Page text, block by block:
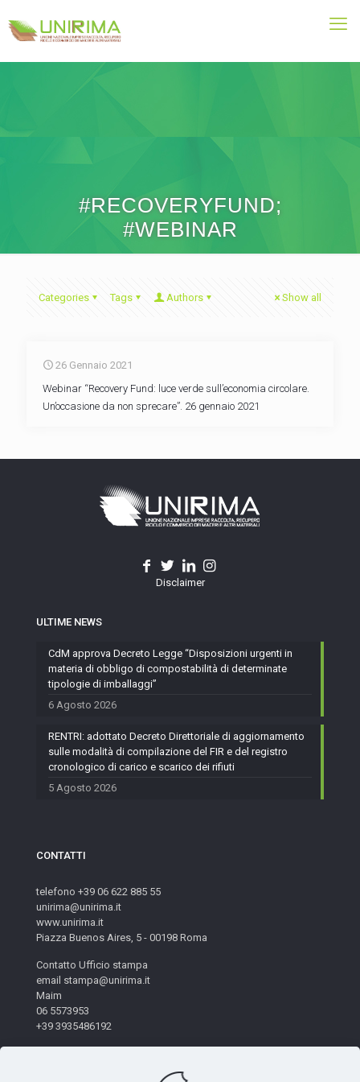
#RECOVERYFUND;
#WEBINAR
Categories Tags Authors Show all
26 Gennaio 2021
Webinar “Recovery Fund: luce verde sull’economia circolare.
Un’occasione da non sprecare”. 26 gennaio 2021
Disclaimer
ULTIME NEWS
CdM approva Decreto Legge “Disposizioni urgenti in
materia di obbligo di compostabilità di determinate
tipologie di imballaggi”
6 Agosto 2026
RENTRI: adottato Decreto Direttoriale di aggiornamento
sulle modalità di compilazione del FIR e del registro
cronologico di carico e scarico dei rifiuti
5 Agosto 2026
CONTATTI
telefono +39 06 622 885 55
unirima@unirima.it
www.unirima.it
Piazza Buenos Aires, 5 - 00198 Roma
Contatto Ufficio stampa
email stampa@unirima.it
Maim
06 5573953
+39 3935486192